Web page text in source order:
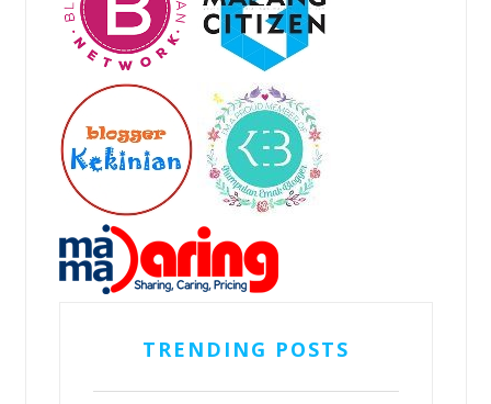
TRENDING POSTS